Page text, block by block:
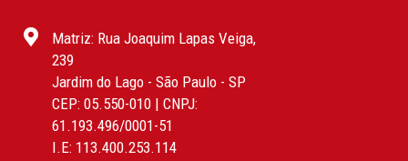
Matriz: Rua Joaquim Lapas Veiga,
239
Jardim do Lago - São Paulo - SP
CEP: 05.550-010 | CNPJ:
61.193.496/0001-51
I.E: 113.400.253.114